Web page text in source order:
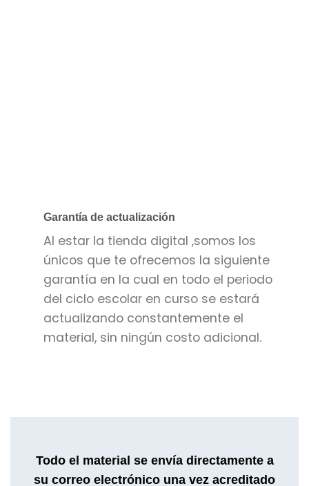
Garantía de actualización
Al estar la tienda digital ,somos los
únicos que te ofrecemos la siguiente
garantía en la cual en todo el periodo
del ciclo escolar en curso se estará
actualizando constantemente el
material, sin ningún costo adicional.
Todo el material se envía directamente a
su correo electrónico una vez acreditado